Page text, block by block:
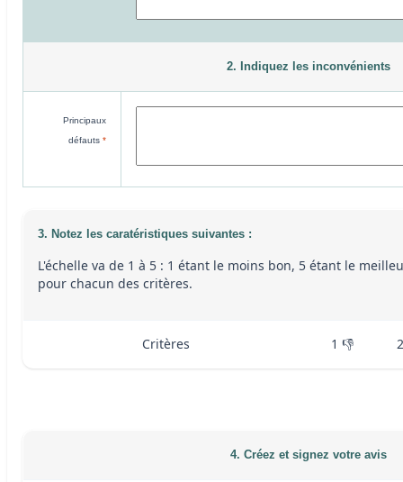
2. Indiquez les inconvénients
Principaux
défauts *
3. Notez les caratéristiques suivantes :
L'échelle va de 1 à 5 : 1 étant le moins bon, 5 étant le
pour chacun des critères.
Critères 1 👎 2
4. Créez et signez votre avis